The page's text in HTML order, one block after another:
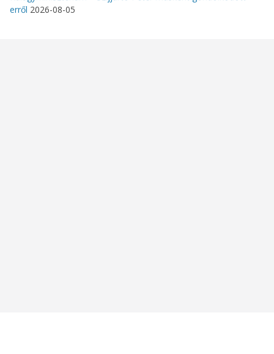
erről 2026-08-05